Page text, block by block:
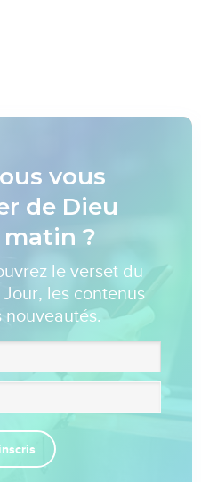
vous
de Dieu
?
le verset du
les contenus
nouveautés.